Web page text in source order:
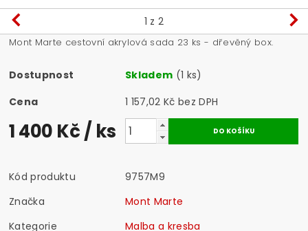
1 z 2
Mont Marte cestovní akrylová sada 23 ks - dřevěný box.
Dostupnost Skladem (1 ks)
Cena
1 157,02 Kč bez DPH
1 400 Kč/ ks
Kód produktu
9757M9
Značka
Mont Marte
Kategorie
Malba a kresba